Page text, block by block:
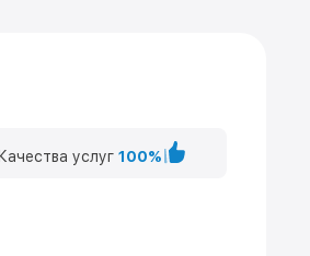
Качества услуг 100%